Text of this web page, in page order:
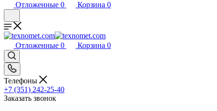
Отложенные 0 Корзина 0
Отложенные 0 Корзина 0
Телефоны
+7 (351) 242-25-40
Заказать звонок